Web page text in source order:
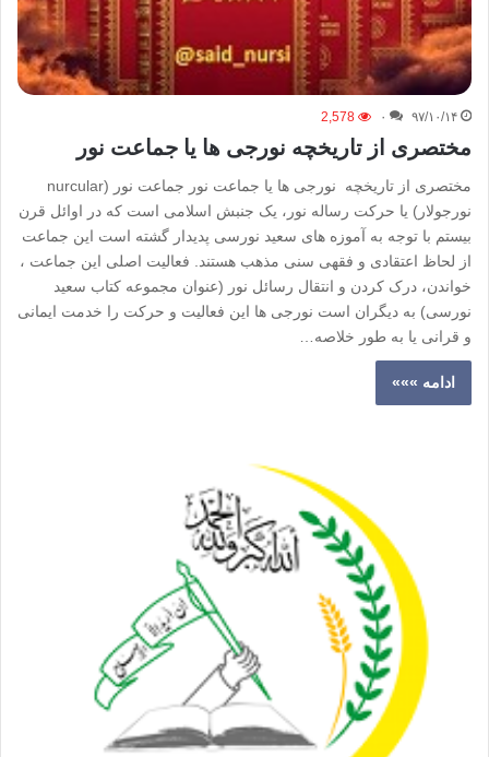
۹۷/۱۰/۱۴ ۰ 2,578
مختصری از تاریخچه نورجی ها یا جماعت نور
نورجولار) یا حرکت رساله نور، یک جنبش اسلامی است که در اوائل قرن
بیستم با توجه به آموزه های سعید نورسی پدیدار گشته است این جماعت
از لحاظ اعتقادی و فقهی سنی مذهب هستند. فعالیت اصلی این جماعت ،
خواندن، درک کردن و انتقال رسائل نور (عنوان مجموعه کتاب سعید
نورسی) به دیگران است نورجی ها این فعالیت و حرکت را خدمت ایمانی
و قرانی یا به طور خلاصه…
ادامه »»»